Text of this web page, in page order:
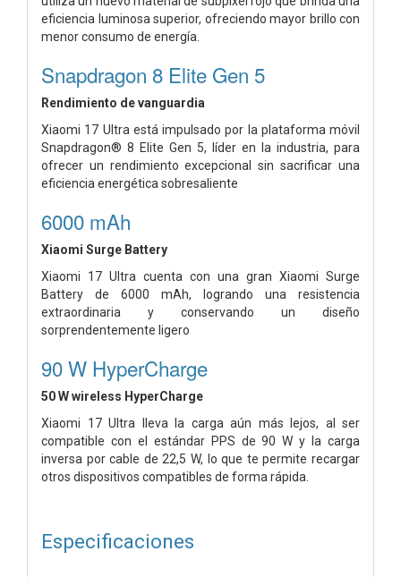
eficiencia luminosa superior, ofreciendo mayor brillo con
menor consumo de energía.
Snapdragon 8 Elite Gen 5
Rendimiento de vanguardia
Xiaomi 17 Ultra está impulsado por la plataforma móvil
Snapdragon® 8 Elite Gen 5, líder en la industria, para
ofrecer un rendimiento excepcional sin sacrificar una
eficiencia energética sobresaliente
6000 mAh
Xiaomi Surge Battery
Xiaomi 17 Ultra cuenta con una gran Xiaomi Surge
Battery de 6000 mAh, logrando una resistencia
extraordinaria y conservando un diseño
sorprendentemente ligero
90 W HyperCharge
50 W wireless HyperCharge
Xiaomi 17 Ultra lleva la carga aún más lejos, al ser
compatible con el estándar PPS de 90 W y la carga
inversa por cable de 22,5 W, lo que te permite recargar
otros dispositivos compatibles de forma rápida.
Especificaciones